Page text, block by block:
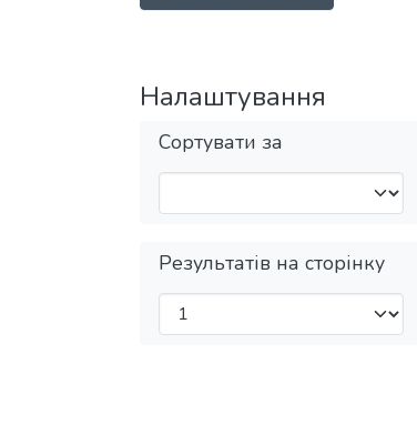
Налаштування
Сортувати за
Результатів на сторінку